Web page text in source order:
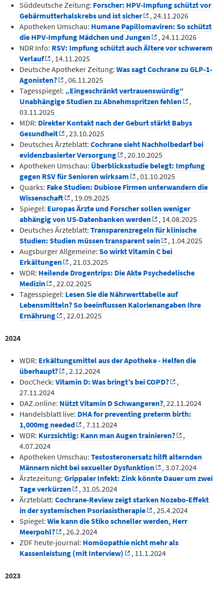
Süddeutsche Zeitung: Forscher: HPV-Impfung schützt vor
Gebärmutterhalskrebs und ist sicher
, 24.11.2026
Apotheken Umschau: Humane Papillomaviren: So schützt
die HPV-Impfung Mädchen und Jungen
, 24.11.2026
NDR Info: RSV: Impfung schützt auch Ältere vor schwerem
Verlauf
, 14.11.2025
Deutsche Apotheker Zeitung: Was sagt Cochrane zu GLP-1-
Agonisten?
, 06.11.2025
Tagesspiegel: „Eingeschränkt vertrauenswürdig“
Unabhängige Studien zu Abnehmspritzen fehlen
,
03.11.2025
MDR: Direkter Kontakt nach der Geburt stärkt Babys
Gesundheit
, 23.10.2025
Deutsches Ärzteblatt: Cochrane sieht Nachholbedarf bei
evidenzbasierter Versorgung
, 20.10.2025
Apotheken Umschau: Überblicksstudie belegt: Impfung
gegen RSV für Senioren wirksam
, 01.10.2025
Quarks: Fake Studien: Dubiose Firmen unterwandern die
Wissenschaft
, 19.09.2025
Spiegel: Europas Ärzte und Forscher sollen weniger
abhängig von US-Datenbanken werden
, 14.08.2025
Deutsches Ärzteblatt: Transparenzregeln für klinische
Studien: Studien müssen transparent sein
, 1.04.2025
Augsburger Allgemeine: So wirkt Vitamin C bei
Erkältungen
, 21.03.2025
WDR: Heilende Drogentrips: Die Akte Psychedelische
Medizin
, 22.02.2025
Tagesspiegel: Lesen Sie die Nährwerttabelle auf
Lebensmitteln? So beeinflussen Kalorienangaben Ihre
Ernährung
, 22.01.2025
2024
WDR: Erkältungsmittel aus der Apotheke - Helfen die
überhaupt?
, 2.12.2024
DocCheck: Vitamin D: Was bringt’s bei COPD?
,
27.11.2024
DAZ.online: Nützt Vitamin D Schwangeren?, 22.11.2024
Handelsblatt live: DHA for preventing preterm birth:
1,000mg needed
, 7.11.2024
WDR: Kurzsichtig: Kann man Augen trainieren?
,
4.07.2024
Apotheken Umschau: Testosteronersatz hilft alternden
Männern nicht bei sexueller Dysfunktion
, 3.07.2024
Ärztezeitung: Grippaler Infekt: Zink könnte Dauer um zwei
Tage verkürzen
, 31.05.2024
Ärzteblatt: Cochrane-Review zeigt starken Nozebo-Effekt
in der systemischen Psoriasistherapie
, 25.4.2024
Spiegel: Wie kann die Stiko schneller werden, Herr
Meerpohl?
, 26.2.2024
ZDF heute-journal: Homöopathie nicht mehr als
Kassenleistung (mit Interview)
, 11.1.2024
2023